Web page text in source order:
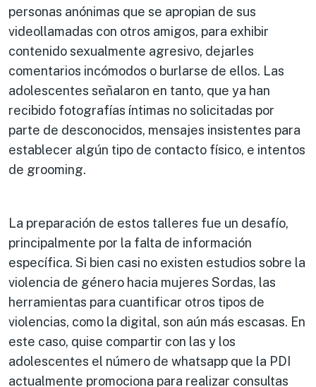
personas anónimas que se apropian de sus
videollamadas con otros amigos, para exhibir
contenido sexualmente agresivo, dejarles
comentarios incómodos o burlarse de ellos. Las
adolescentes señalaron en tanto, que ya han
recibido fotografías íntimas no solicitadas por
parte de desconocidos, mensajes insistentes para
establecer algún tipo de contacto físico, e intentos
de grooming.
La preparación de estos talleres fue un desafío,
principalmente por la falta de información
específica. Si bien casi no existen estudios sobre la
violencia de género hacia mujeres Sordas, las
herramientas para cuantificar otros tipos de
violencias, como la digital, son aún más escasas. En
este caso, quise compartir con las y los
adolescentes el número de whatsapp que la PDI
actualmente promociona para realizar consultas